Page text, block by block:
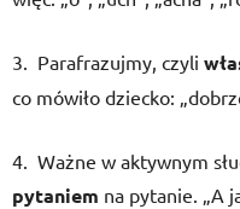
3. Parafrazujmy, czyli
co mówiło dziecko:
4. Ważne w aktywnym
pytaniem na pytanie. „A